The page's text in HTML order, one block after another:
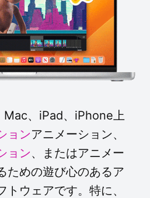
、iPad、iPhone上
ョンアニメーション、
ョン、またはアニメー
ための遊び心のあるア
トウェアです。特に、